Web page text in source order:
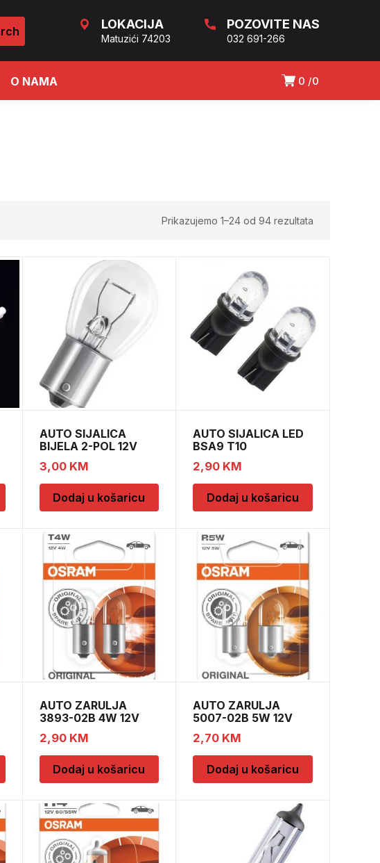
LOKACIJA
Matuzići 74203
POZOVITE NAS
032 691-266
0 0
O NAMA
Prikazujemo 1–24 od 94 rezultata
AUTO SIJALICA
BIJELA 2-POL 12V
3,00 KM
Dodaj u košaricu
AUTO SIJALICA LED
BSA9 T10
2,90 KM
Dodaj u košaricu
AUTO ZARULJA
3893-02B 4W 12V
2,90 KM
Dodaj u košaricu
AUTO ZARULJA
5007-02B 5W 12V
2,70 KM
Dodaj u košaricu